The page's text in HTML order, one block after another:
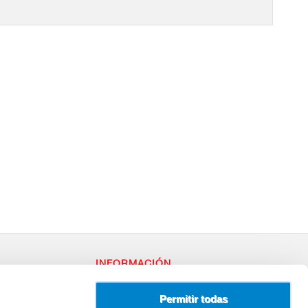
Permitir todas
INFORMACIÓN
Política de Privacidad
Uso de Cookies